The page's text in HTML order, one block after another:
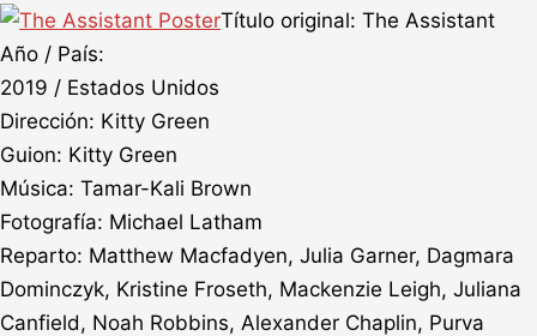
Título original: The Assistant
Año / País:
2019 / Estados Unidos
Dirección: Kitty Green
Guion: Kitty Green
Música: Tamar-Kali Brown
Fotografía: Michael Latham
Reparto: Matthew Macfadyen, Julia Garner, Dagmara
Dominczyk, Kristine Froseth, Mackenzie Leigh, Juliana
Canfield, Noah Robbins, Alexander Chaplin, Purva